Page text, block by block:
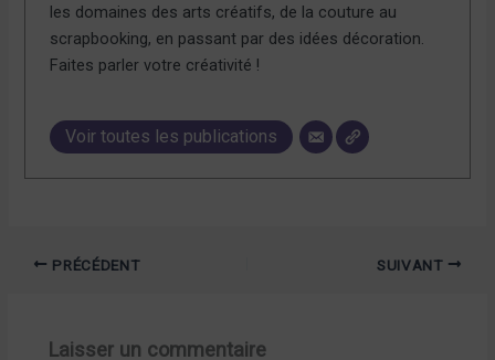
les domaines des arts créatifs, de la couture au
scrapbooking, en passant par des idées décoration.
Faites parler votre créativité !
Voir toutes les publications
PRÉCÉDENT SUIVANT
Laisser un commentaire